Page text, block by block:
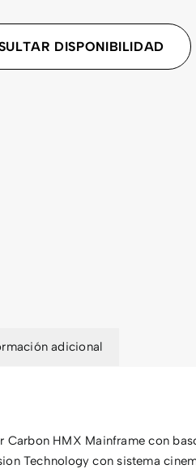
DISPONIBILIDAD
adicional
Carbon HMX Mainframe con
Technology con sistema